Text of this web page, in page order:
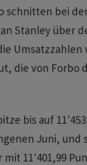
schnitten bei
Stanley über
Umsatzzahlen
die von Forbo
bis auf
Juni, und
11'401,99